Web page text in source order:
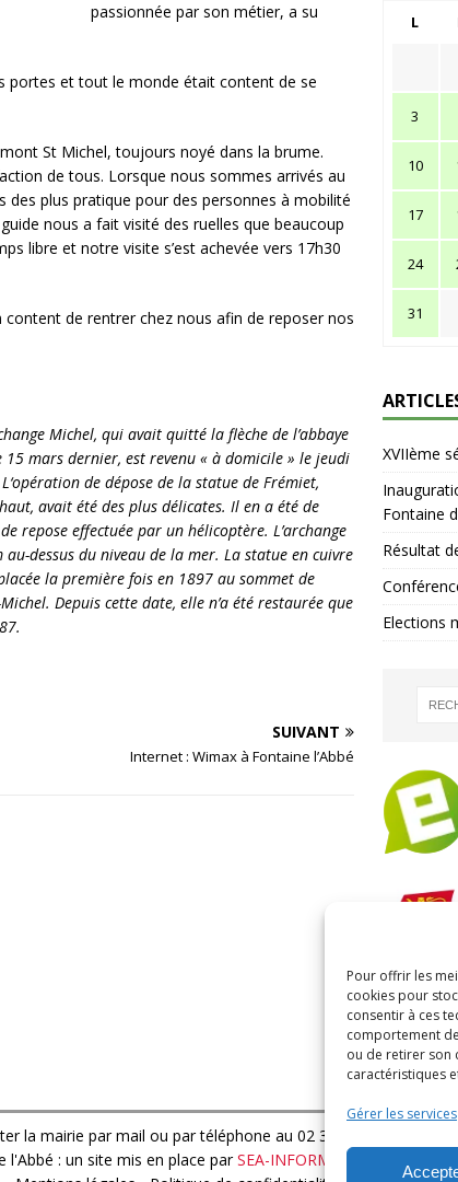
Pour offrir les
cookies pour
consentir à ces
comportement
ou de retirer son
caractéristiques
Gérer les services
passionnée par son métier, a su
portes et tout le monde était content de se
St Michel, toujours noyé dans la brume.
de tous. Lorsque nous sommes arrivés au
des plus pratique pour des personnes à mobilité
nous a fait visité des ruelles que beaucoup
libre et notre visite s’est achevée vers 17h30
de rentrer chez nous afin de reposer nos
Michel, qui avait quitté la flèche de l’abbaye
mars dernier, est revenu « à domicile » le jeudi
de dépose de la statue de Frémiet,
avait été des plus délicates. Il en a été de
repose effectuée par un hélicoptère. L’archange
dessus du niveau de la mer. La statue en cuivre
la première fois en 1897 au sommet de
Depuis cette date, elle n’a été restaurée que
SUIVANT
Internet : Wimax à Fontaine l’Abbé
L
3
10
17
24
31
XVIIème
Fontaine
Résultat
Elections
la mairie par mail ou par téléphone au 02 32 44 13 15
l'Abbé : un site mis en place parSEA-INFORMATIQUE.FR